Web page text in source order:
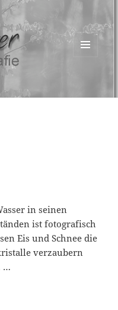
in seinen
ist fotografisch
Eis und Schnee die
verzaubern
…